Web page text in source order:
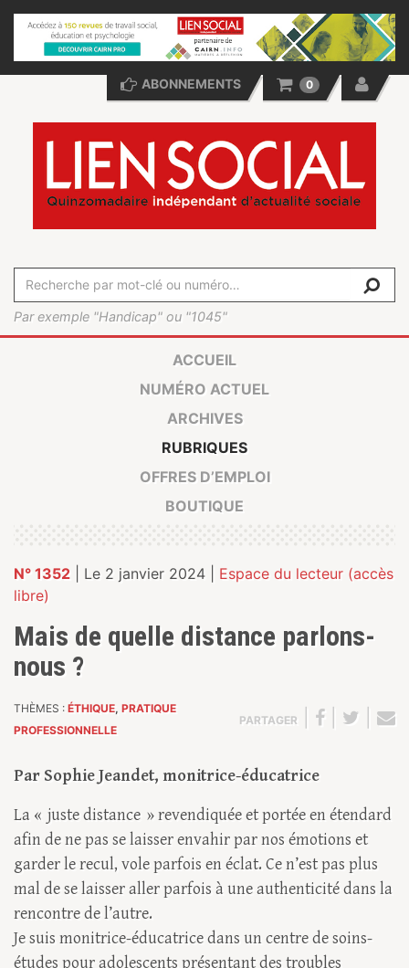
Par exemple "Handicap" ou "1045"
ABONNEMENTS 0
ACCUEIL
NUMÉRO ACTUEL
ARCHIVES
RUBRIQUES
OFFRES D’EMPLOI
BOUTIQUE
N° 1352 | Le 2 janvier 2024 | Espace du lecteur (accès
libre)
Mais de quelle distance parlons-
nous ?
THÈMES : ÉTHIQUE, PRATIQUE
PROFESSIONNELLE
PARTAGER
Par Sophie Jeandet, monitrice-éducatrice
La « juste distance » revendiquée et portée en étendard
afin de ne pas se laisser envahir par nos émotions et
garder le recul, vole parfois en éclat. Ce n’est pas plus
mal de se laisser aller parfois à une authenticité dans la
rencontre de l’autre.
Je suis monitrice-éducatrice dans un centre de soins-
études pour adolescents présentant des troubles